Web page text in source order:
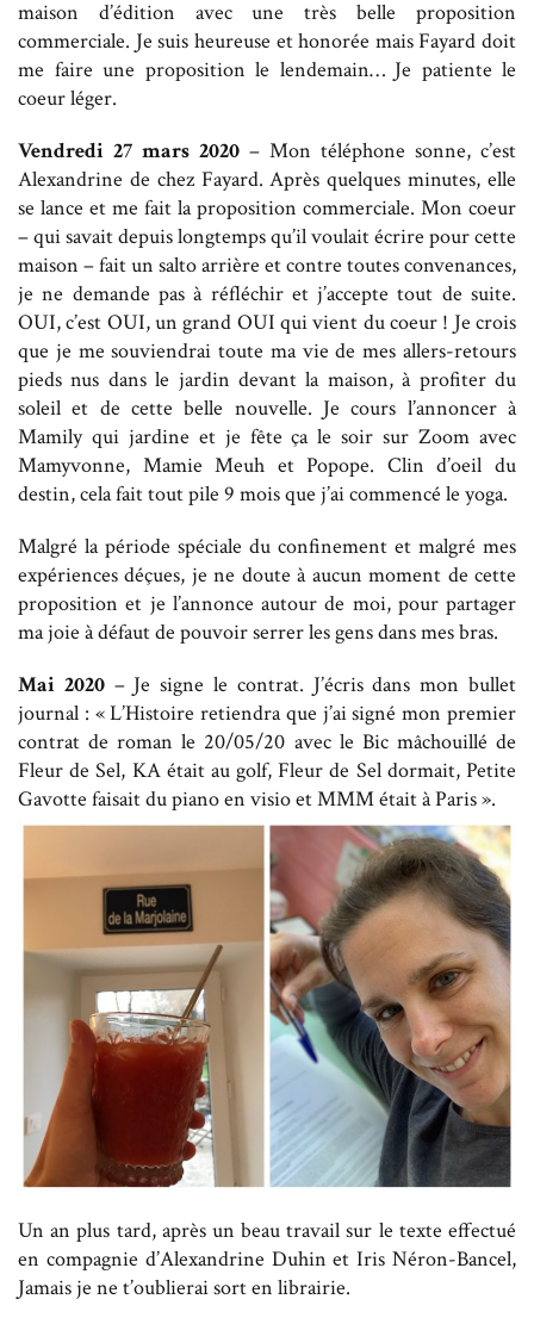
maison d’édition avec une très belle proposition
commerciale. Je suis heureuse et honorée mais Fayard doit
me faire une proposition le lendemain… Je patiente le
coeur léger.
Vendredi 27 mars 2020 – Mon téléphone sonne, c’est
Alexandrine de chez Fayard. Après quelques minutes, elle
se lance et me fait la proposition commerciale. Mon coeur
– qui savait depuis longtemps qu’il voulait écrire pour cette
maison – fait un salto arrière et contre toutes convenances,
je ne demande pas à réfléchir et j’accepte tout de suite.
OUI, c’est OUI, un grand OUI qui vient du coeur ! Je crois
que je me souviendrai toute ma vie de mes allers-retours
pieds nus dans le jardin devant la maison, à profiter du
soleil et de cette belle nouvelle. Je cours l’annoncer à
Mamily qui jardine et je fête ça le soir sur Zoom avec
Mamyvonne, Mamie Meuh et Popope. Clin d’oeil du
destin, cela fait tout pile 9 mois que j’ai commencé le yoga.
Malgré la période spéciale du confinement et malgré mes
expériences déçues, je ne doute à aucun moment de cette
proposition et je l’annonce autour de moi, pour partager
ma joie à défaut de pouvoir serrer les gens dans mes bras.
Mai 2020– Je signe le contrat. J’écris dans mon bullet
journal : « L’Histoire retiendra que j’ai signé mon premier
contrat de roman le 20/05/20 avec le Bic mâchouillé de
Fleur de Sel, KA était au golf, Fleur de Sel dormait, Petite
Gavotte faisait du piano en visio et MMM était à Paris ».
Un an plus tard, après un beau travail sur le texte effectué
en compagnie d’Alexandrine Duhin et Iris Néron-Bancel,
Jamais je ne t’oublierai sort en librairie.